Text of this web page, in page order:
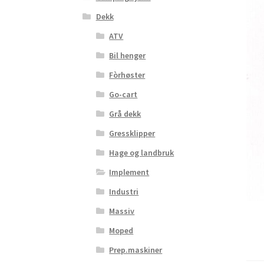
Dekk
ATV
Bil henger
Fòrhøster
Go-cart
Grå dekk
Gressklipper
Hage og landbruk
Implement
Industri
Massiv
Moped
Prep.maskiner